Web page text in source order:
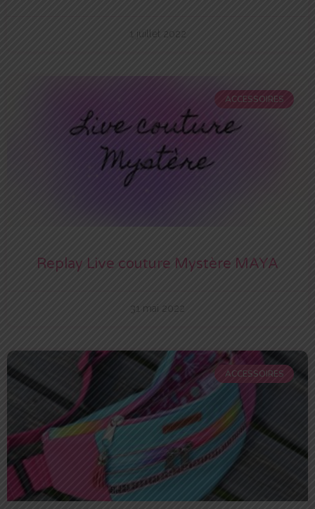
1 juillet 2022
ACCESSOIRES
Replay Live couture Mystère MAYA
31 mai 2022
ACCESSOIRES